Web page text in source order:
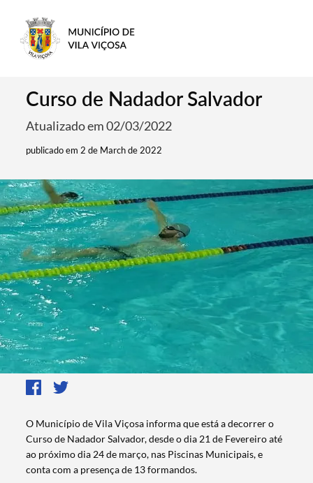
Curso de Nadador Salvador
Atualizado em 02/03/2022
publicado em 2 de March de 2022
O Município de Vila Viçosa informa que está a decorrer o
Curso de Nadador Salvador, desde o dia 21 de Fevereiro até
ao próximo dia 24 de março, nas Piscinas Municipais, e
conta com a presença de 13 formandos.